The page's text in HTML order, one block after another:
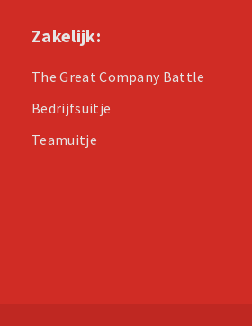
Zakelijk:
The Great Company Battle
Bedrijfsuitje
Teamuitje